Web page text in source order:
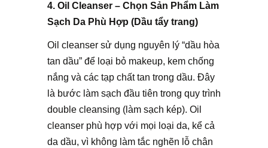
4. Oil Cleanser – Chọn Sản Phẩm Làm
Sạch Da Phù Hợp (Dầu tẩy trang)
Oil cleanser sử dụng nguyên lý “dầu hòa
tan dầu” để loại bỏ makeup, kem chống
nắng và các tạp chất tan trong dầu. Đây
là bước làm sạch đầu tiên trong quy trình
double cleansing (làm sạch kép). Oil
cleanser phù hợp với mọi loại da, kể cả
da dầu, vì không làm tắc nghẽn lỗ chân